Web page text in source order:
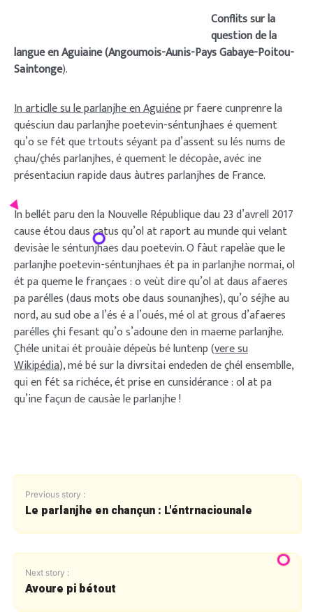
Conflits sur la
question de la
langue en Aguiaine (Angoumois-Aunis-Pays Gabaye-Poitou-
Saintonge).
In articlle su le parlanjhe en Aguiénepr faere cunprenre la
quésciun dau parlanjhe poetevin-séntunjhaes é quement
qu’o se fét que trtouts séyant pa d’assent su lés nums de
çhau/çhés parlanjhes, é quement le décopàe, avéc ine
présentaciun rapide daus àutres parlanjhes de France.
In bellét paru den la Nouvelle République dau 23 d’avrell 2017
cause étou daus catus qu’ol at raport au munde qui velant
devisàe le séntunjhaes dau poetevin. O fàut rapelàe que le
parlanjhe poetevin-séntunjhaes ét pa in parlanjhe normai, ol
ét pa queme le françaes : o veùt dire qu’ol at daus afaeres
pa parélles (daus mots obe daus sounanjhes), qu’o séjhe au
nord, au sud obe a l’és é a l’oués, mé ol at grous d’afaeres
parélles çhi fesant qu’o s’adoune den in maeme parlanjhe.
Çhéle unitai ét prouàie dépeùs bé luntenp (vere su
Wikipédia), mé bé sur la divrsitai endeden de çhél ensemblle,
qui en fét sa richéce, ét prise en cunsidérance : ol at pa
qu’ine façun de causàe le parlanjhe !
Previous story :
Le parlanjhe en chançun : L'éntrnaciounale
Next story :
Avoure pi bétout